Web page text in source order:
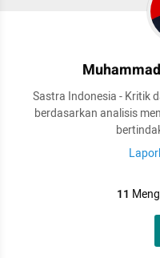
Sastra Indonesia - Kritik
berdasarkan analisis
11